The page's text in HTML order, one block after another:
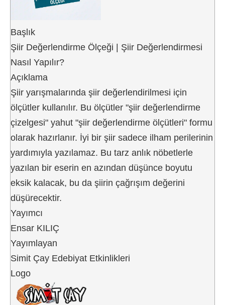
Başlık
Şiir Değerlendirme Ölçeği | Şiir Değerlendirmesi
Nasıl Yapılır?
Açıklama
Şiir yarışmalarında şiir değerlendirilmesi için
ölçütler kullanılır. Bu ölçütler "şiir değerlendirme
çizelgesi" yahut "şiir değerlendirme ölçütleri" formu
olarak hazırlanır. İyi bir şiir sadece ilham perilerinin
yardımıyla yazılamaz. Bu tarz anlık nöbetlerle
yazılan bir eserin en azından düşünce boyutu
eksik kalacak, bu da şiirin çağrışım değerini
düşürecektir.
Yayımcı
Ensar KILIÇ
Yayımlayan
Simit Çay Edebiyat Etkinlikleri
Logo